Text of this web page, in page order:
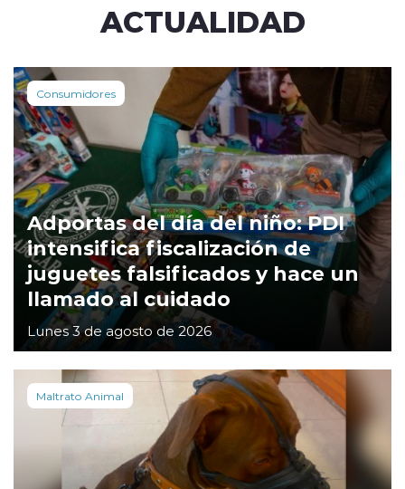
ACTUALIDAD
Consumidores
Adportas del día del niño: PDI
intensifica fiscalización de
juguetes falsificados y hace un
llamado al cuidado
Lunes 3 de agosto de 2026
Maltrato Animal